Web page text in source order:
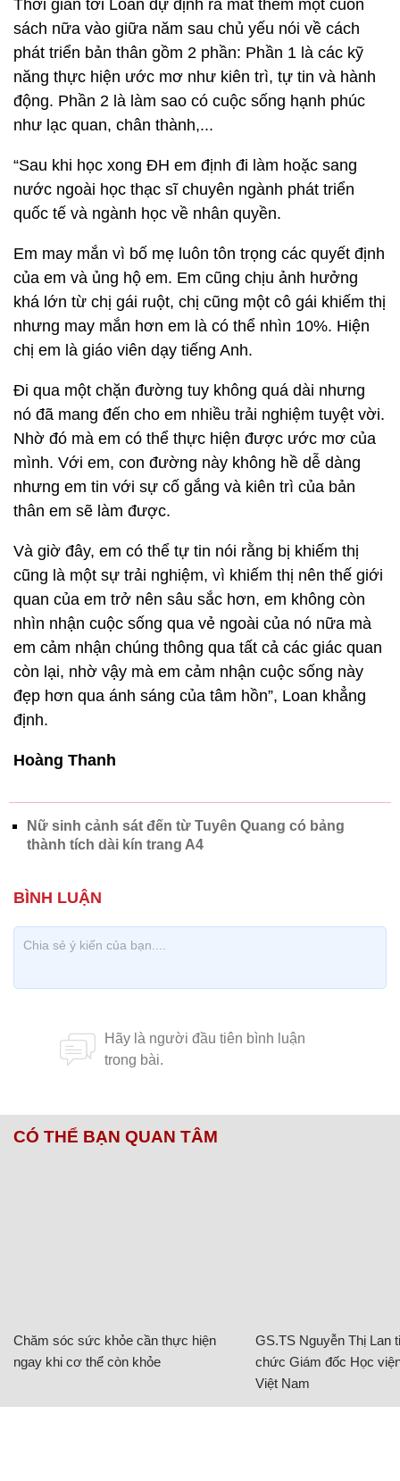
Thời gian tới Loan dự định ra mắt thêm một cuốn
sách nữa vào giữa năm sau chủ yếu nói về cách
phát triển bản thân gồm 2 phần: Phần 1 là các kỹ
năng thực hiện ước mơ như kiên trì, tự tin và hành
động. Phần 2 là làm sao có cuộc sống hạnh phúc
như lạc quan, chân thành,...
“Sau khi học xong ĐH em định đi làm hoặc sang
nước ngoài học thạc sĩ chuyên ngành phát triển
quốc tế và ngành học về nhân quyền.
Em may mắn vì bố mẹ luôn tôn trọng các quyết định
của em và ủng hộ em. Em cũng chịu ảnh hưởng
khá lớn từ chị gái ruột, chị cũng một cô gái khiếm thị
nhưng may mắn hơn em là có thể nhìn 10%. Hiện
chị em là giáo viên dạy tiếng Anh.
Đi qua một chặn đường tuy không quá dài nhưng
nó đã mang đến cho em nhiều trải nghiệm tuyệt vời.
Nhờ đó mà em có thể thực hiện được ước mơ của
mình. Với em, con đường này không hề dễ dàng
nhưng em tin với sự cố gắng và kiên trì của bản
thân em sẽ làm được.
Và giờ đây, em có thể tự tin nói rằng bị khiếm thị
cũng là một sự trải nghiệm, vì khiếm thị nên thế giới
quan của em trở nên sâu sắc hơn, em không còn
nhìn nhận cuộc sống qua vẻ ngoài của nó nữa mà
em cảm nhận chúng thông qua tất cả các giác quan
còn lại, nhờ vậy mà em cảm nhận cuộc sống này
đẹp hơn qua ánh sáng của tâm hồn”, Loan khẳng
định.
Hoàng Thanh
Nữ sinh cảnh sát đến từ Tuyên Quang có bảng
thành tích dài kín trang A4
CÓ THỂ BẠN QUAN TÂM
Chăm sóc sức khỏe cần thực hiện
ngay khi cơ thể còn khỏe
GS.TS Nguyễn Thị Lan
chức Giám đốc Học
Việt Nam